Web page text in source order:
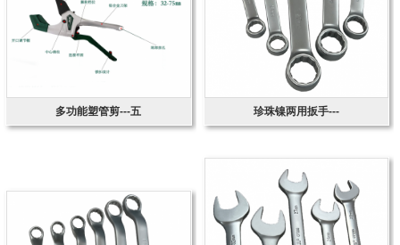
多功能塑管剪---五 珍珠镍两用扳手---